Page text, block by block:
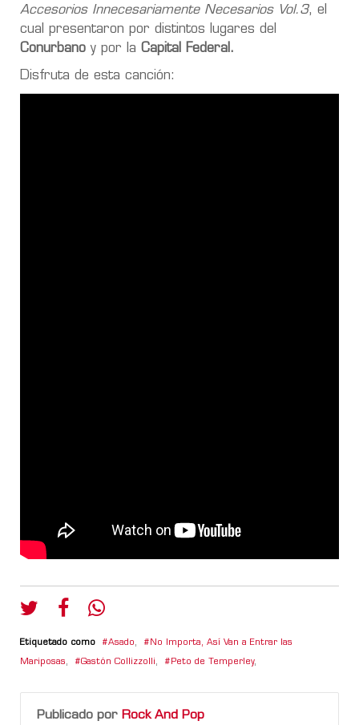
Accesorios Innecesariamente Necesarios Vol.3, el
cual presentaron por distintos lugares del
Conurbano y por la Capital Federal.
Disfruta de esta canción:
Etiquetado como Asado, No Importa, Así Van a Entrar las
Mariposas, Gastón Collizzolli, Peto de Temperley,
Publicado por Rock And Pop